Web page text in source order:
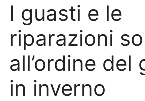
I guasti e le
riparazioni
all’ordine del
in inverno